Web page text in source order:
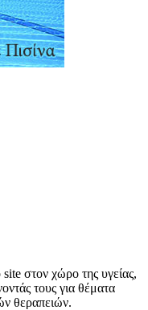
στον χώρο της υγείας,
τους για θέματα
θεραπειών.